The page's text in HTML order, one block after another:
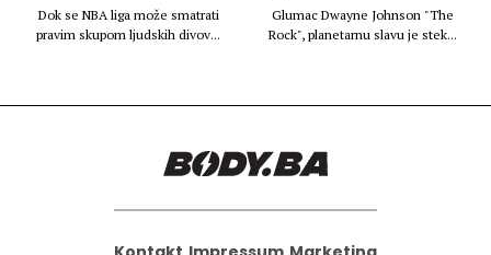
Dok se NBA liga može smatrati
pravim skupom ljudskih divov...
Glumac Dwayne Johnson "The
Rock", planetarnu slavu je stek...